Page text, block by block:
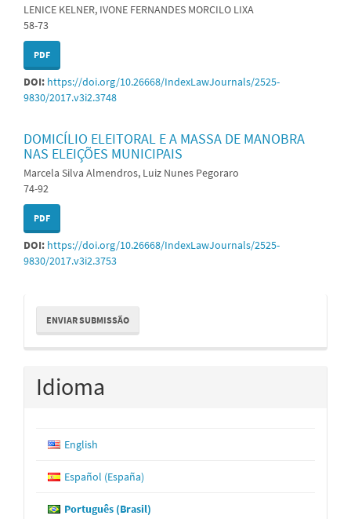
LENICE KELNER, IVONE FERNANDES MORCILO LIXA
58-73
PDF
DOI: https://doi.org/10.26668/IndexLawJournals/2525-
9830/2017.v3i2.3748
DOMICÍLIO ELEITORAL E A MASSA DE MANOBRA
NAS ELEIÇÕES MUNICIPAIS
Marcela Silva Almendros, Luiz Nunes Pegoraro
74-92
PDF
DOI: https://doi.org/10.26668/IndexLawJournals/2525-
9830/2017.v3i2.3753
Enviar
Submissão
ENVIAR SUBMISSÃO
Idioma
English
Español (España)
Português (Brasil)